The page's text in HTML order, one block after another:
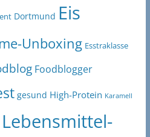
Dortmund Eis
Unboxing Esstraklasse
Foodblogger
gesund High-Protein Karamell
Lebensmittel-